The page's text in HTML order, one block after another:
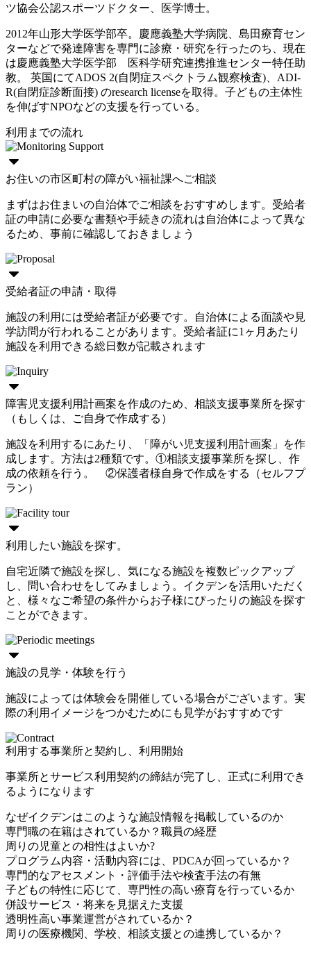
ツ協会公認スポーツドクター、医学博士。
2012年山形大学医学部卒。慶應義塾大学病院、島田療育セン
ターなどで発達障害を専門に診療・研究を行ったのち、現在
は慶應義塾大学医学部 医科学研究連携推進センター特任助
教。 英国にてADOS 2(自閉症スペクトラム観察検査)、ADI-
R(自閉症診断面接) のresearch licenseを取得。子どもの主体性
を伸ばすNPOなどの支援を行っている。
利用までの流れ
お住いの市区町村の障がい福祉課へご相談
まずはお住まいの自治体でご相談をおすすめします。受給者
証の申請に必要な書類や手続きの流れは自治体によって異な
るため、事前に確認しておきましょう
受給者証の申請・取得
施設の利用には受給者証が必要です。自治体による面談や見
学訪問が行われることがあります。受給者証に1ヶ月あたり
施設を利用できる総日数が記載されます
障害児支援利用計画案を作成のため、相談支援事業所を探す
（もしくは、ご自身で作成する）
施設を利用するにあたり、「障がい児支援利用計画案」を作
成します。方法は2種類です。①相談支援事業所を探し、作
成の依頼を行う。 ②保護者様自身で作成をする（セルフプ
ラン）
利用したい施設を探す。
自宅近隣で施設を探し、気になる施設を複数ピックアップ
し、問い合わせをしてみましょう。イクデンを活用いただく
と、様々なご希望の条件からお子様にぴったりの施設を探す
ことができます。
施設の見学・体験を行う
施設によっては体験会を開催している場合がございます。実
際の利用イメージをつかむためにも見学がおすすめです
利用する事業所と契約し、利用開始
事業所とサービス利用契約の締結が完了し、正式に利用でき
るようになります
なぜイクデンはこのような施設情報を掲載しているのか
専門職の在籍はされているか？職員の経歴
周りの児童との相性はよいか?
プログラム内容・活動内容には、PDCAが回っているか？
専門的なアセスメント・評価手法や検査手法の有無
子どもの特性に応じて、専門性の高い療育を行っているか
併設サービス・将来を見据えた支援
透明性高い事業運営がされているか？
周りの医療機関、学校、相談支援との連携しているか？